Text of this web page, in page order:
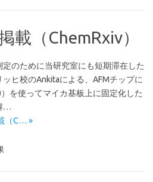
載（ChemRxiv）
のために当研究室にも短期滞在した
ヒ校のAnkitaによる、AFMチップに
を使ってマイカ基板上に固定化した
…
（C… »